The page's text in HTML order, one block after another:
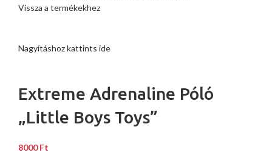
Vissza a termékekhez
Nagyításhoz kattints ide
Extreme Adrenaline Póló
„Little Boys Toys”
8000Ft